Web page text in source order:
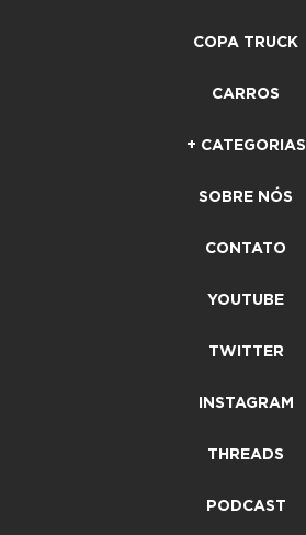
COPA TRUCK
CARROS
+ CATEGORIAS
SOBRE NÓS
CONTATO
YOUTUBE
TWITTER
INSTAGRAM
THREADS
PODCAST